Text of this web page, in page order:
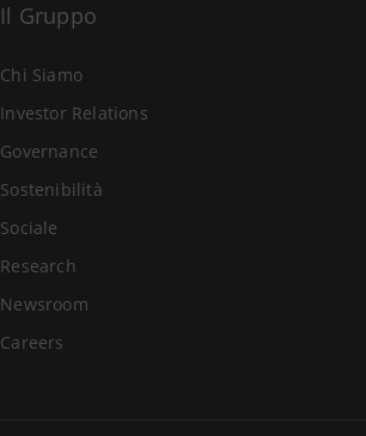
Il Gruppo
Chi Siamo
Investor Relations
Governance
Sostenibilità
Sociale
Research
Newsroom
Careers